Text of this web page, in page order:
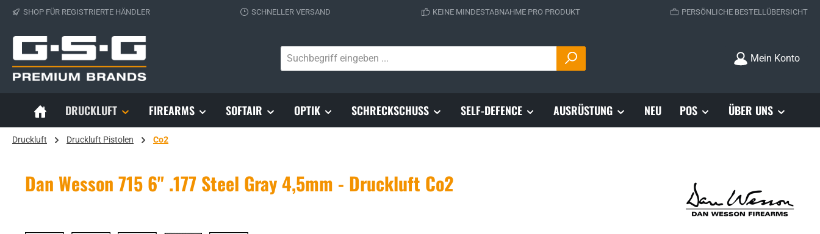
Hauptinhalt springen
Zur Suche springen
Zur Hauptnavigation springen
SHOP FÜR REGISTRIERTE HÄNDLER SCHNELLER VERSAND KEINE MINDESTABNAHME PRO PRODUKT PERSÖNLICHE BESTELLÜBERSICHT
Mein Konto
DRUCKLUFT FIREARMS SOFTAIR OPTIK SCHRECKSCHUSS SELF-DEFENCE AUSRÜSTUNG NEU POS ÜBER UNS
Druckluft Druckluft Pistolen Co2
Dan Wesson 715 6" .177 Steel Gray 4,5mm - Druckluft Co2